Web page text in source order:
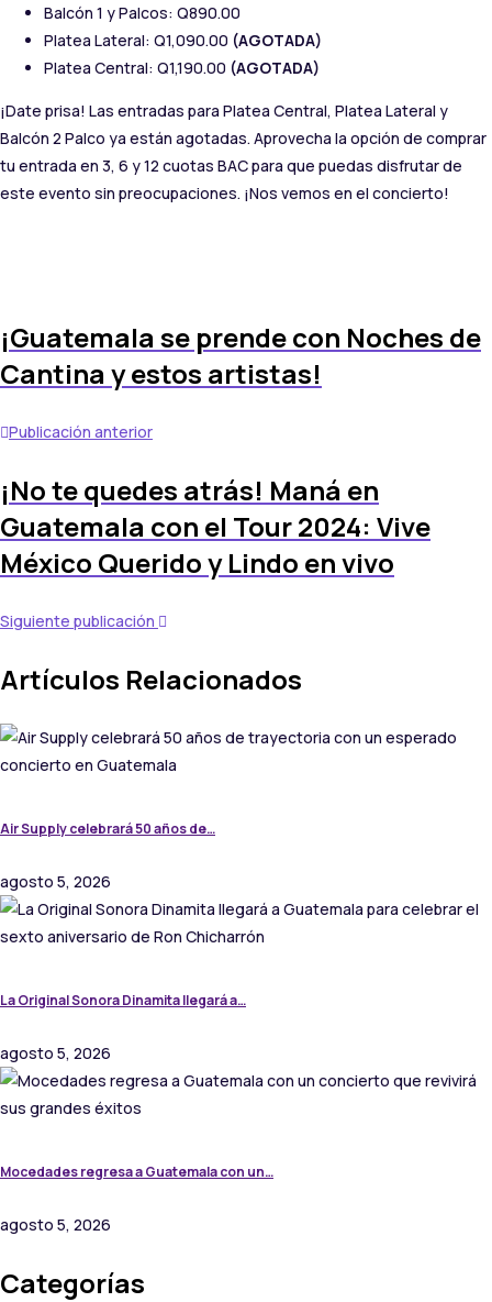
Balcón 1 y Palcos: Q890.00
Platea Lateral: Q1,090.00 (AGOTADA)
Platea Central: Q1,190.00 (AGOTADA)
¡Date prisa! Las entradas para Platea Central, Platea Lateral y
Balcón 2 Palco ya están agotadas. Aprovecha la opción de comprar
tu entrada en 3, 6 y 12 cuotas BAC para que puedas disfrutar de
este evento sin preocupaciones. ¡Nos vemos en el concierto!
¡Guatemala se prende con Noches de
Cantina y estos artistas!
Publicación anterior
¡No te quedes atrás! Maná en
Guatemala con el Tour 2024: Vive
México Querido y Lindo en vivo
Siguiente publicación
Artículos Relacionados
Air Supply celebrará 50 años de…
agosto 5, 2026
La Original Sonora Dinamita llegará a…
agosto 5, 2026
Mocedades regresa a Guatemala con un…
agosto 5, 2026
Categorías